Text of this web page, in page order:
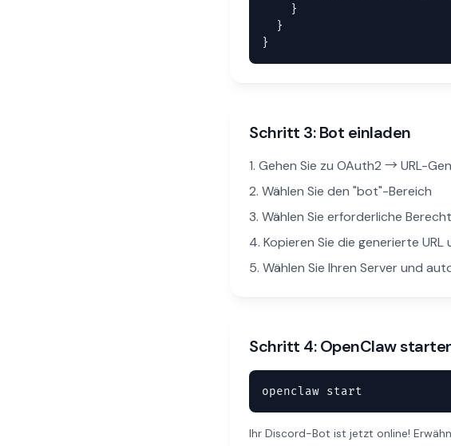
    }
  }
}
Schritt 3: Bot einladen
Gehen Sie zu OAuth2 → URL-
Wählen Sie den "bot"-Bereich
Wählen Sie erforderliche
Kopieren Sie die generierte URL
Wählen Sie Ihren Server und
Schritt 4: OpenClaw
openclaw start
Ihr Discord-Bot ist jetzt online!